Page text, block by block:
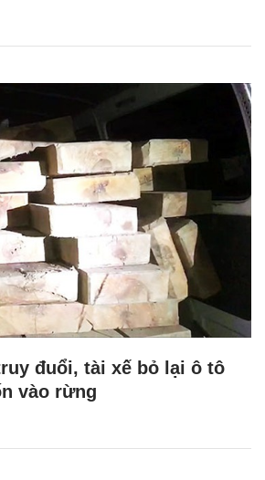
đuổi, tài xế bỏ lại ô tô
vào rừng